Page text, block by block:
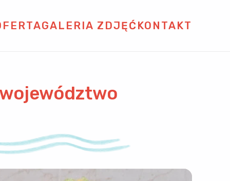
GALERIA ZDJĘĆ KONTAKT